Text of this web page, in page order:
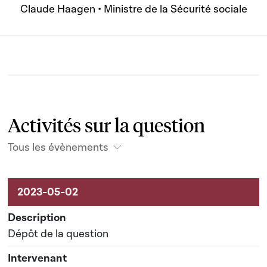
Claude Haagen • Ministre de la Sécurité sociale
Activités sur la question
Tous les évènements
Activités sur le dossier
Dépôt de la question